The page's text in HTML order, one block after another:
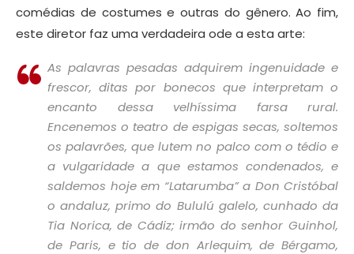
comédias de costumes e outras do gênero. Ao fim,
este diretor faz uma verdadeira ode a esta arte:
As palavras pesadas adquirem ingenuidade e
frescor, ditas por bonecos que interpretam o
encanto dessa velhíssima farsa rural.
Encenemos o teatro de espigas secas, soltemos
os palavrões, que lutem no palco com o tédio e
a vulgaridade a que estamos condenados, e
saldemos hoje em “Latarumba” a Don Cristóbal
o andaluz, primo do Bululú galelo, cunhado da
Tia Norica, de Cádiz; irmão do senhor Guinhol,
de Paris, e tio de don Arlequim, de Bérgamo,